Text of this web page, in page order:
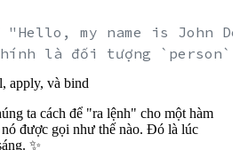
my name is John
là đối tượng `person`
apply, và bind
ta cách để "ra lệnh" cho một hàm
được gọi như thế nào. Đó là lúc
✨